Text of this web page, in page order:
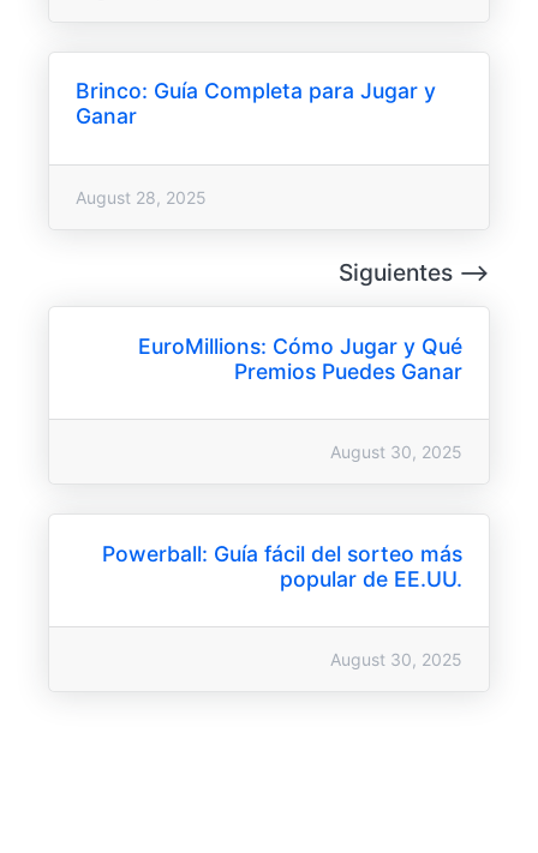
Brinco: Guía Completa para Jugar y
Ganar
August 28, 2025
Siguientes ⟶
EuroMillions: Cómo Jugar y Qué
Premios Puedes Ganar
August 30, 2025
Powerball: Guía fácil del sorteo más
popular de EE.UU.
August 30, 2025